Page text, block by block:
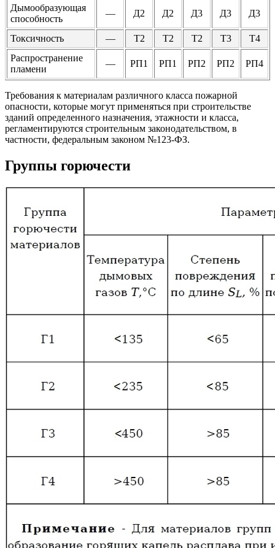
Дымообразующая
способность
— Д2 Д2 Д3 Д3 Д3
Токсичность — Т2 Т2 Т2 Т3
Т4
Распространение
пламени
— РП1 РП1 РП2 РП2 РП4
Требования к материалам различного класса пожарной
опасности, которые могут применяться при строительстве
зданий определенного назначения, этажности и класса,
регламентируются строительным законодательством, в
частности, федеральным законом №123-ФЗ.
Группы горючести